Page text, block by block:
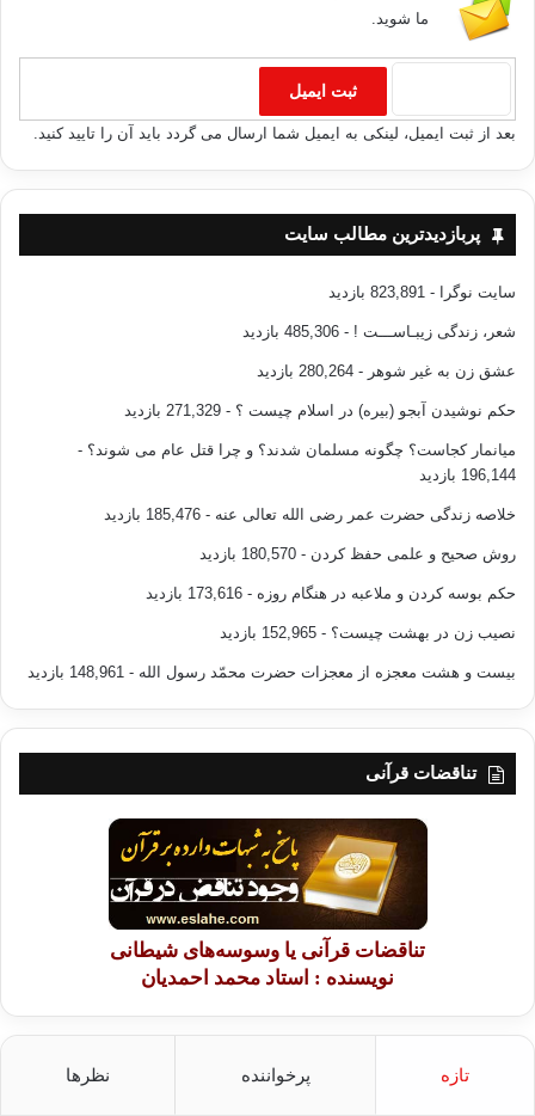
ما شوید.
بعد از ثبت ایمیل، لینکی به ایمیل شما ارسال می گردد باید آن را تایید کنید.
پربازدیدترین مطالب سایت
سایت نوگرا - 823,891 بازدید
شعر، زندگی زیبـاســـت ! - 485,306 بازدید
عشق زن به غیر شوهر - 280,264 بازدید
حکم نوشیدن آبجو (بیره) در اسلام چیست ؟ - 271,329 بازدید
میانمار کجاست؟ چگونه مسلمان شدند؟ و چرا قتل عام می شوند؟ -
196,144 بازدید
خلاصه زندگی حضرت عمر رضی الله تعالی عنه - 185,476 بازدید
روش صحیح و علمی حفظ کردن - 180,570 بازدید
حکم بوسه کردن و ملاعبه در هنگام روزه - 173,616 بازدید
نصیب زن در بهشت چیست؟ - 152,965 بازدید
بیست و هشت معجزه از معجزات حضرت محمّد رسول الله - 148,961 بازدید
تناقضات قرآنی
تناقضات قرآنی یا وسوسه‌های شیطانی
نویسنده : استاد محمد احمدیان
تازه پرخواننده نظرها